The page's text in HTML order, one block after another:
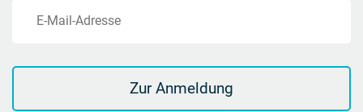
E-Mail-Adresse
Zur Anmeldung